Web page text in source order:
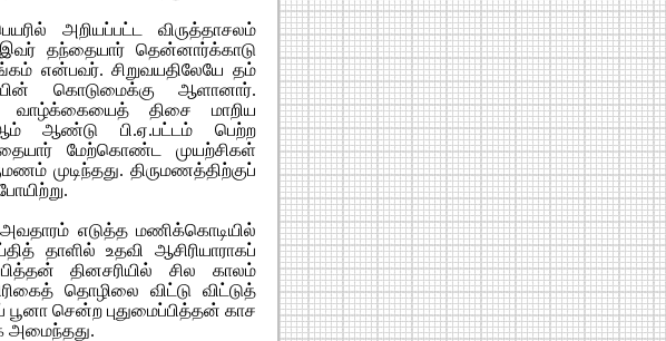
அறியப்பட்ட விருத்தாசலம்
இவர் தந்தையார் தென்னார்க்காடு
என்பவர். சிறுவயதிலேயே தம்
கொடுமைக்கு ஆளானார்.
திசை மாறிய
ஆம் ஆண்டு பி.ஏ.பட்டம் பெற்ற
மேற்கொண்ட முயற்சிகள்
முடிந்தது. திருமணத்திற்குப்
எடுத்த மணிக்கொடியில்
தாளில் உதவி ஆசிரியாராகப்
தினசரியில் சில காலம்
தொழிலை விட்டு விட்டுத்
பூனா சென்ற புதுமைப்பித்தன் காச
அமைந்தது.